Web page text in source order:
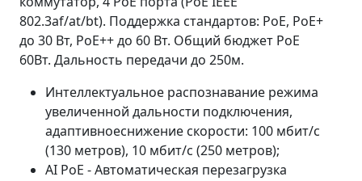
802.3af/at/bt). Поддержка стандартов: PoE, PoE+
до 30 Вт, PoE++ до 60 Вт. Общий бюджет PoE
60Вт. Дальность передачи до 250м.
Интеллектуальное распознавание режима
увеличенной дальности подключения,
адаптивноеснижение скорости: 100 мбит/с
(130 метров), 10 мбит/с (250 метров);
AI PoE - Автоматическая перезагрузка